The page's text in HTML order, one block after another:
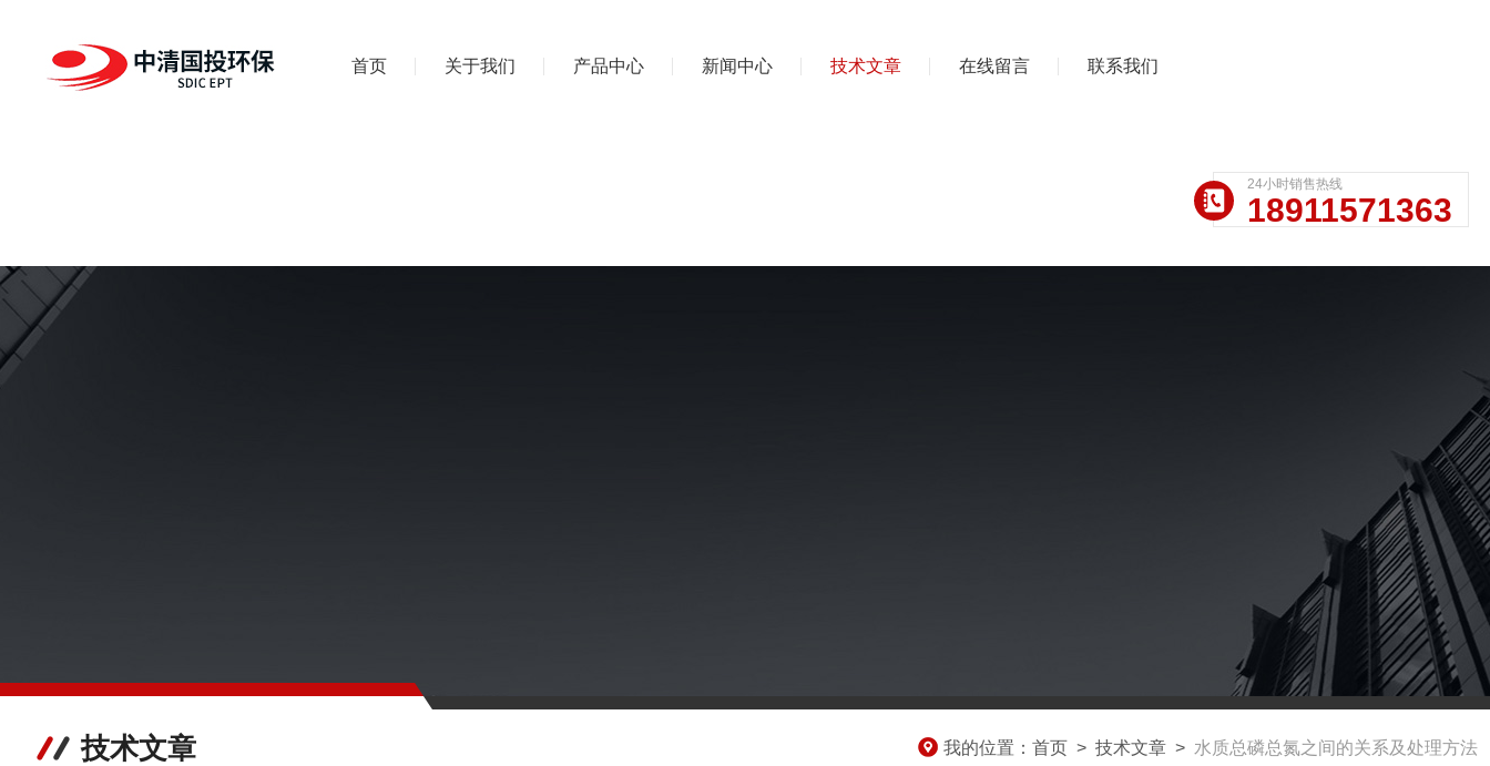
首页 关于我们 产品中心 新闻中心 技术文章 在线留言 联系我们
24小时销售热线
18911571363
技术文章 我的位置： 首页 > 技术文章 > 水质总磷总氮之间的关系及处理方法